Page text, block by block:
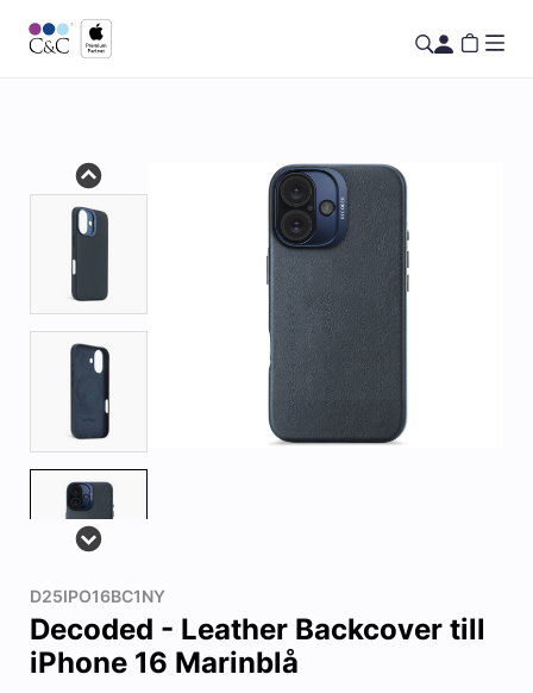
D25IPO16BC1NY
Decoded - Leather Backcover till
iPhone 16 Marinblå